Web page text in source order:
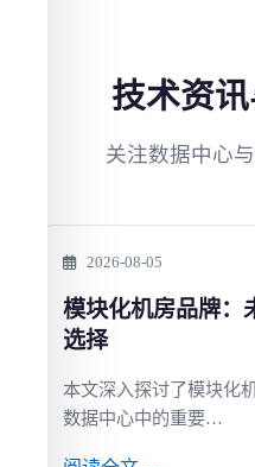
技术资
关注数据中心
2026-08-05
模块化机房品牌：
选择
本文深入探讨了模块化
数据中心中的重要…